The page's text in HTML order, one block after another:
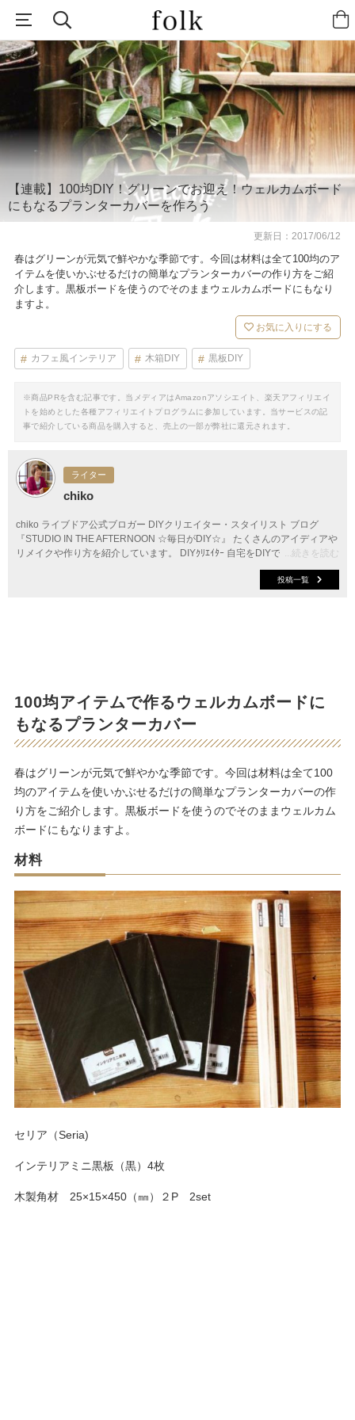
【連載】100均DIY！グリーンでお迎え！ウェルカムボード
にもなるプランターカバーを作ろう
更新日：2017/06/12
春はグリーンが元気で鮮やかな季節です。今回は材料は全て100均のア
イテムを使いかぶせるだけの簡単なプランターカバーの作り方をご紹
介します。黒板ボードを使うのでそのままウェルカムボードにもなり
ますよ。
お気に入りにする
カフェ風インテリア 木箱DIY 黒板DIY
※商品PRを含む記事です。当メディアはAmazonアソシエイト、楽天アフィリエイ
トを始めとした各種アフィリエイトプログラムに参加しています。当サービスの記
事で紹介している商品を購入すると、売上の一部が弊社に還元されます。
ライター
chiko
...続きを読む
chiko ライブドア公式ブロガー DIYクリエイター・スタイリスト ブログ
『STUDIO IN THE AFTERNOON ☆毎日がDIY☆』 たくさんのアイディアや
リメイクや作り方を紹介しています。 DIYｸﾘｴｲﾀｰ 自宅をDIYで改装したり、
オリジナル雑貨や家具、 100均アイテム等のリメイクのレシピをブログや
SNSで公開しています。 著書『let's diy！ カフェみたいなお家を作ろう』
投稿一覧
100均アイテムで作るウェルカムボードに
もなるプランターカバー
春はグリーンが元気で鮮やかな季節です。今回は材料は全て100
均のアイテムを使いかぶせるだけの簡単なプランターカバーの作
り方をご紹介します。黒板ボードを使うのでそのままウェルカム
ボードにもなりますよ。
材料
セリア（Seria)
インテリアミニ黒板（黒）4枚
木製角材 25×15×450（㎜）２P 2set